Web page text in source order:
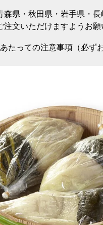
森県・秋田県・岩手県・
注文いただけますようお願
たっての注意事項（必ず